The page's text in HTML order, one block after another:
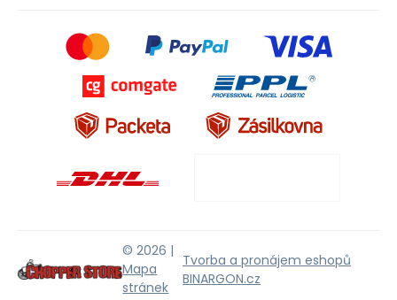
© 2026 |
Mapa
stránek
Tvorba a pronájem eshopů
BINARGON.cz